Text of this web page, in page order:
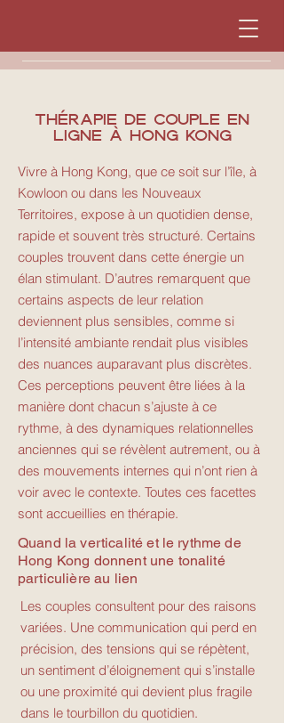
Thérapie de couple en
ligne à Hong Kong
Vivre à Hong Kong, que ce soit sur l’île, à
Kowloon ou dans les Nouveaux
Territoires, expose à un quotidien dense,
rapide et souvent très structuré. Certains
couples trouvent dans cette énergie un
élan stimulant. D’autres remarquent que
certains aspects de leur relation
deviennent plus sensibles, comme si
l’intensité ambiante rendait plus visibles
des nuances auparavant plus discrètes.
Ces perceptions peuvent être liées à la
manière dont chacun s’ajuste à ce
rythme, à des dynamiques relationnelles
anciennes qui se révèlent autrement, ou à
des mouvements internes qui n’ont rien à
voir avec le contexte. Toutes ces facettes
sont accueillies en thérapie.
Quand la verticalité et le rythme de
Hong Kong donnent une tonalité
particulière au lien
Les couples consultent pour des raisons
variées. Une communication qui perd en
précision, des tensions qui se répètent,
un sentiment d’éloignement qui s’installe
ou une proximité qui devient plus fragile
dans le tourbillon du quotidien.